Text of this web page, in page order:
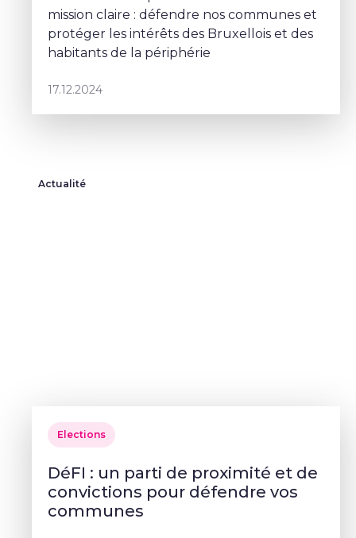
mission claire : défendre nos communes et
protéger les intérêts des Bruxellois et des
habitants de la périphérie
17.12.2024
Actualité
Elections
DéFI : un parti de proximité et de
convictions pour défendre vos
communes